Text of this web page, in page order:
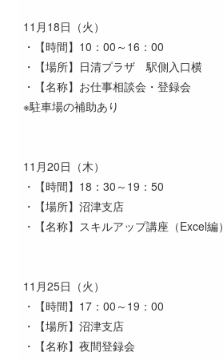
11月18日（火）
・【時間】10：00～16：00
・【場所】日清プラザ 駅側入口横
・【名称】お仕事相談会・登録会
※駐車場の補助あり
11月20日（木）
・【時間】18：30～19：50
・【場所】沼津支店
・【名称】スキルアップ講座（Excel編）
11月25日（火）
・【時間】17：00～19：00
・【場所】沼津支店
・【名称】夜間登録会